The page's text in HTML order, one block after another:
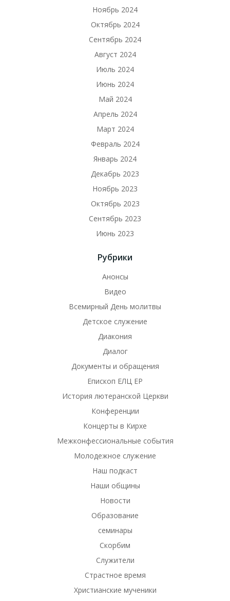
Ноябрь 2024
Октябрь 2024
Сентябрь 2024
Август 2024
Июль 2024
Июнь 2024
Май 2024
Апрель 2024
Март 2024
Февраль 2024
Январь 2024
Декабрь 2023
Ноябрь 2023
Октябрь 2023
Сентябрь 2023
Июнь 2023
Рубрики
Анонсы
Видео
Всемирный День молитвы
Детское служение
Диакония
Диалог
Документы и обращения
Епископ ЕЛЦ ЕР
История лютеранской Церкви
Конференции
Концерты в Кирхе
Межконфессиональные события
Молодежное служение
Наш подкаст
Наши общины
Новости
Образование
семинары
Скорбим
Служители
Страстное время
Христианские мученики